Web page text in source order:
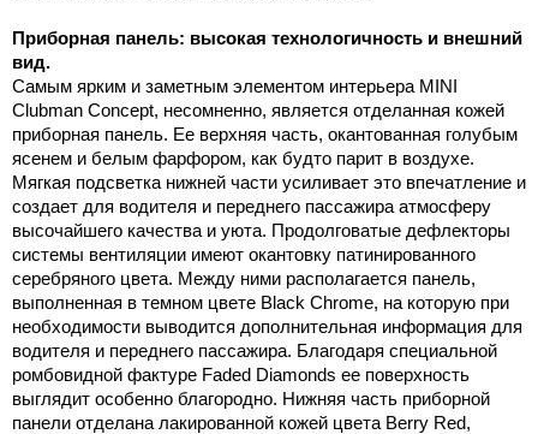
Приборная панель: высокая технологичность и внешний
вид.
Самым ярким и заметным элементом интерьера MINI
Clubman Concept, несомненно, является отделанная кожей
приборная панель. Ее верхняя часть, окантованная голубым
ясенем и белым фарфором, как будто парит в воздухе.
Мягкая подсветка нижней части усиливает это впечатление и
создает для водителя и переднего пассажира атмосферу
высочайшего качества и уюта. Продолговатые дефлекторы
системы вентиляции имеют окантовку патинированного
серебряного цвета. Между ними располагается панель,
выполненная в темном цвете Black Chrome, на которую при
необходимости выводится дополнительная информация для
водителя и переднего пассажира. Благодаря специальной
ромбовидной фактуре Faded Diamonds ее поверхность
выглядит особенно благородно. Нижняя часть приборной
панели отделана лакированной кожей цвета Berry Red,